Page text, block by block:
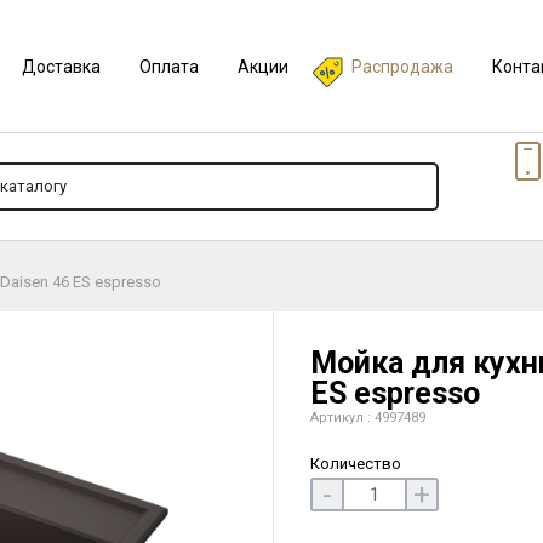
Доставка Оплата Акции Распродажа
46 ES espresso
Мойка для
ES espresso
Артикул : 4997489
Количество
- +